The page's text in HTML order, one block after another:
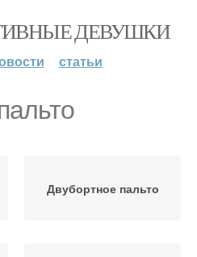
ДЕВУШКИ
статьи
Двубортное пальто